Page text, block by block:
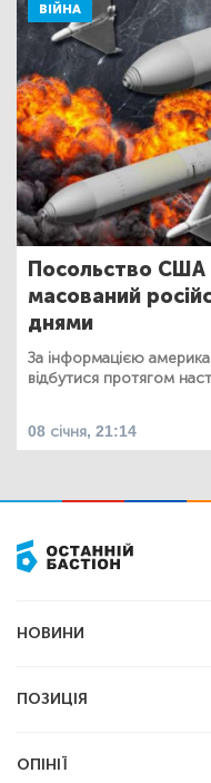
ВІЙНА
Посольство США
масований
днями
За інформацією
відбутися протягом
08 січня, 21:14
НОВИНИ
Економіка
ПОЗИЦІЯ
ОПІНІЇ